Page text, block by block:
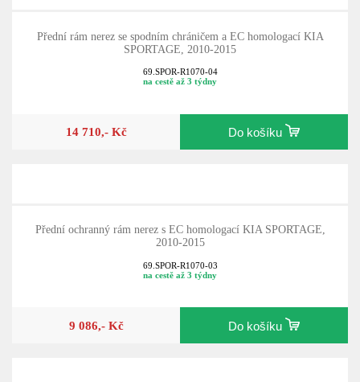
Přední rám nerez se spodním chráničem a EC homologací KIA
SPORTAGE, 2010-2015
69.SPOR-R1070-04
na cestě až 3 týdny
14 710,- Kč Do košíku
Přední ochranný rám nerez s EC homologací KIA SPORTAGE,
2010-2015
69.SPOR-R1070-03
na cestě až 3 týdny
9 086,- Kč Do košíku